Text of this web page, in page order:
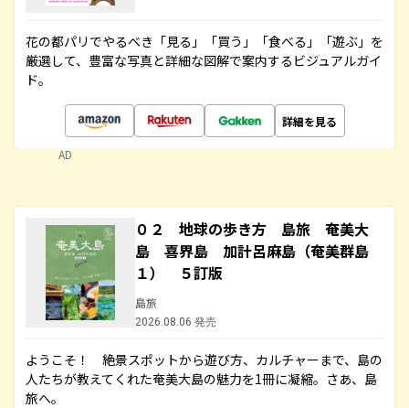
花の都パリでやるべき「見る」「買う」「食べる」「遊ぶ」を
厳選して、豊富な写真と詳細な図解で案内するビジュアルガイ
ド。
詳細を見る
AD
０２ 地球の歩き方 島旅 奄美大
島 喜界島 加計呂麻島（奄美群島
１） ５訂版
島旅
2026.08.06 発売
ようこそ！ 絶景スポットから遊び方、カルチャーまで、島の
人たちが教えてくれた奄美大島の魅力を1冊に凝縮。さあ、島
旅へ。